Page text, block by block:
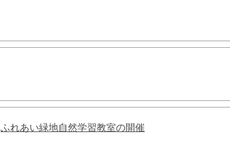
ふれあい緑地自然学習教室の開催